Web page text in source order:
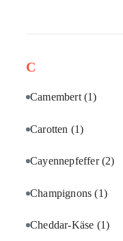
C
Camembert (1)
Carotten (1)
Cayennepfeffer(2)
Champignons(1)
Cheddar-Käse (1)